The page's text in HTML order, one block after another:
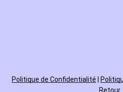
Politique de Confidentialité
Retour